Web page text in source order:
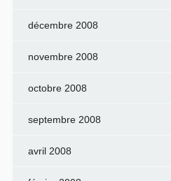
décembre 2008
novembre 2008
octobre 2008
septembre 2008
avril 2008